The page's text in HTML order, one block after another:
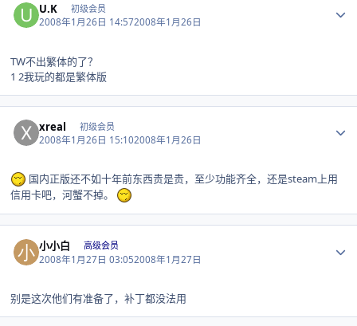
U.K 初级会员
2008年1月26日 14:572008年1月26日
TW不出繁体的了？
1 2我玩的都是繁体版
xreal 初级会员
2008年1月26日 15:102008年1月26日
国内正版还不如十年前东西贵是贵，至少功能齐全，还是steam上用
信用卡吧，河蟹不掉。
小小白 高级会员
2008年1月27日 03:052008年1月27日
别是这次他们有准备了，补丁都没法用